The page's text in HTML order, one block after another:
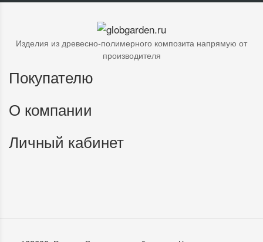
Изделия из древесно-полимерного композита напрямую от
производителя
Покупателю
О компании
Личный кабинет